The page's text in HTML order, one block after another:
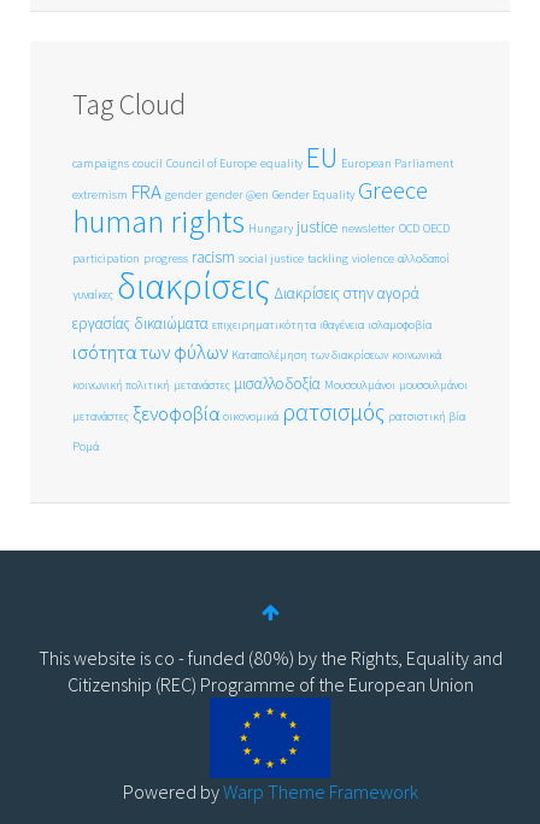
Tag Cloud
campaigns coucil Council of Europe equality EU European Parliament
extremism FRA gender gender @en Gender Equality Greece
human rights Hungary justice newsletter OCD OECD
participation progress racism social justice tackling violence αλλοδαποί
γυναίκες διακρίσεις Διακρίσεις στην αγορά
εργασίας δικαιώματα επιχειρηματικότητα ιθαγένεια ισλαμοφοβία
ισότητα των φύλων Καταπολέμηση των διακρίσεων κοινωνικά
κοινωνική πολιτική μετανάστες μισαλλοδοξία Μουσουλμάνοι μουσουλμάνοι
μετανάστες ξενοφοβία οικονομικά ρατσισμός ρατσιστική βία
Ρομά
This website is co - funded (80%) by the Rights, Equality and
Citizenship (REC) Programme of the European Union
Powered byWarp Theme Framework